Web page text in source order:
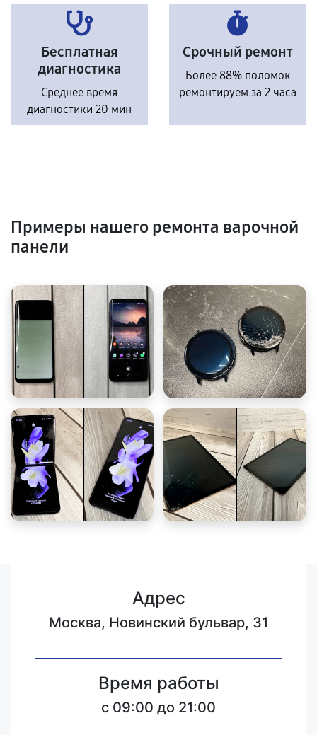
Бесплатная
диагностика
Среднее время
диагностики 20 мин
Срочный ремонт
Более 88% поломок
ремонтируем за 2 часа
Примеры нашего ремонта варочной
панели
Адрес
Москва, Новинский бульвар, 31
Время работы
c 09:00 до 21:00